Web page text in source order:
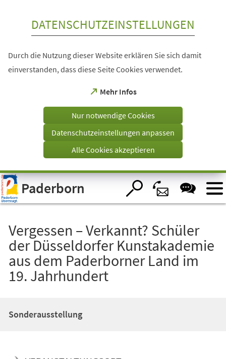
Visuelle
Assistenzsoftware
öffnen.
DATENSCHUTZEINSTELLUNGEN
Durch die Nutzung dieser Website erklären Sie sich damit
einverstanden, dass diese Seite Cookies verwendet.
Mehr Infos
(Öffnet
einem
Tab)
Nur notwendige Cookies
Datenschutzeinstellungen anpassen
Alle Cookies akzeptieren
Paderborn
Vergessen – Verkannt? Schüler
der Düsseldorfer Kunstakademie
aus dem Paderborner Land im
19. Jahrhundert
Sonderausstellung